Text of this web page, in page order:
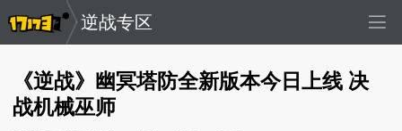
逆战专区
《逆战》幽冥塔防全新版本今日上线 决
战机械巫师